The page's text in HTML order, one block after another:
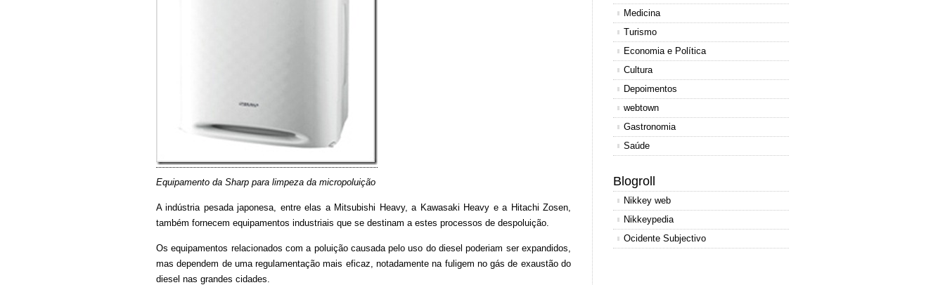
Equipamento da Sharp para limpeza da micropoluição
A indústria pesada japonesa, entre elas a Mitsubishi Heavy, a Kawasaki Heavy e a Hitachi Zosen,
também fornecem equipamentos industriais que se destinam a estes processos de despoluição.
Os equipamentos relacionados com a poluição causada pelo uso do diesel poderiam ser expandidos,
mas dependem de uma regulamentação mais eficaz, notadamente na fuligem no gás de exaustão do
diesel nas grandes cidades.
Medicina
Turismo
Economia e Política
Cultura
Depoimentos
webtown
Gastronomia
Saúde
Blogroll
Nikkey web
Nikkeypedia
Ocidente Subjectivo